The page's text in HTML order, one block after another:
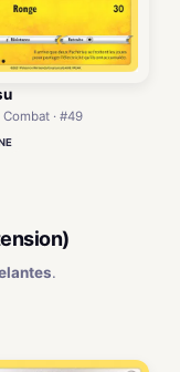
· #49
.